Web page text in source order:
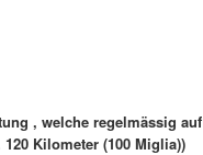
, welche regelmässig auf
Kilometer (100 Miglia))